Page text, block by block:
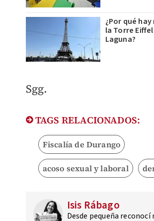
¿Por qué
la Torre
Laguna?
Sgg.
TAGS RELACIONADOS:
Fiscalía de Durango
acoso sexual y laboral
Isis Rábago
Desde pequeña reconocí